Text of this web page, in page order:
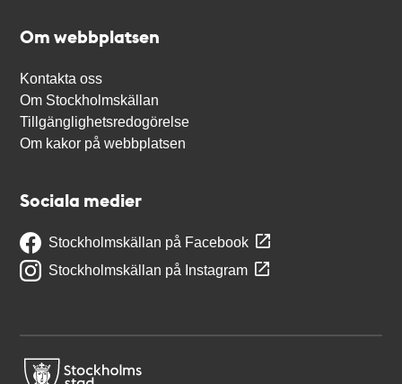
Om webbplatsen
Kontakta oss
Om Stockholmskällan
Tillgänglighetsredogörelse
Om kakor på webbplatsen
Sociala medier
Stockholmskällan på Facebook
Stockholmskällan på Instagram